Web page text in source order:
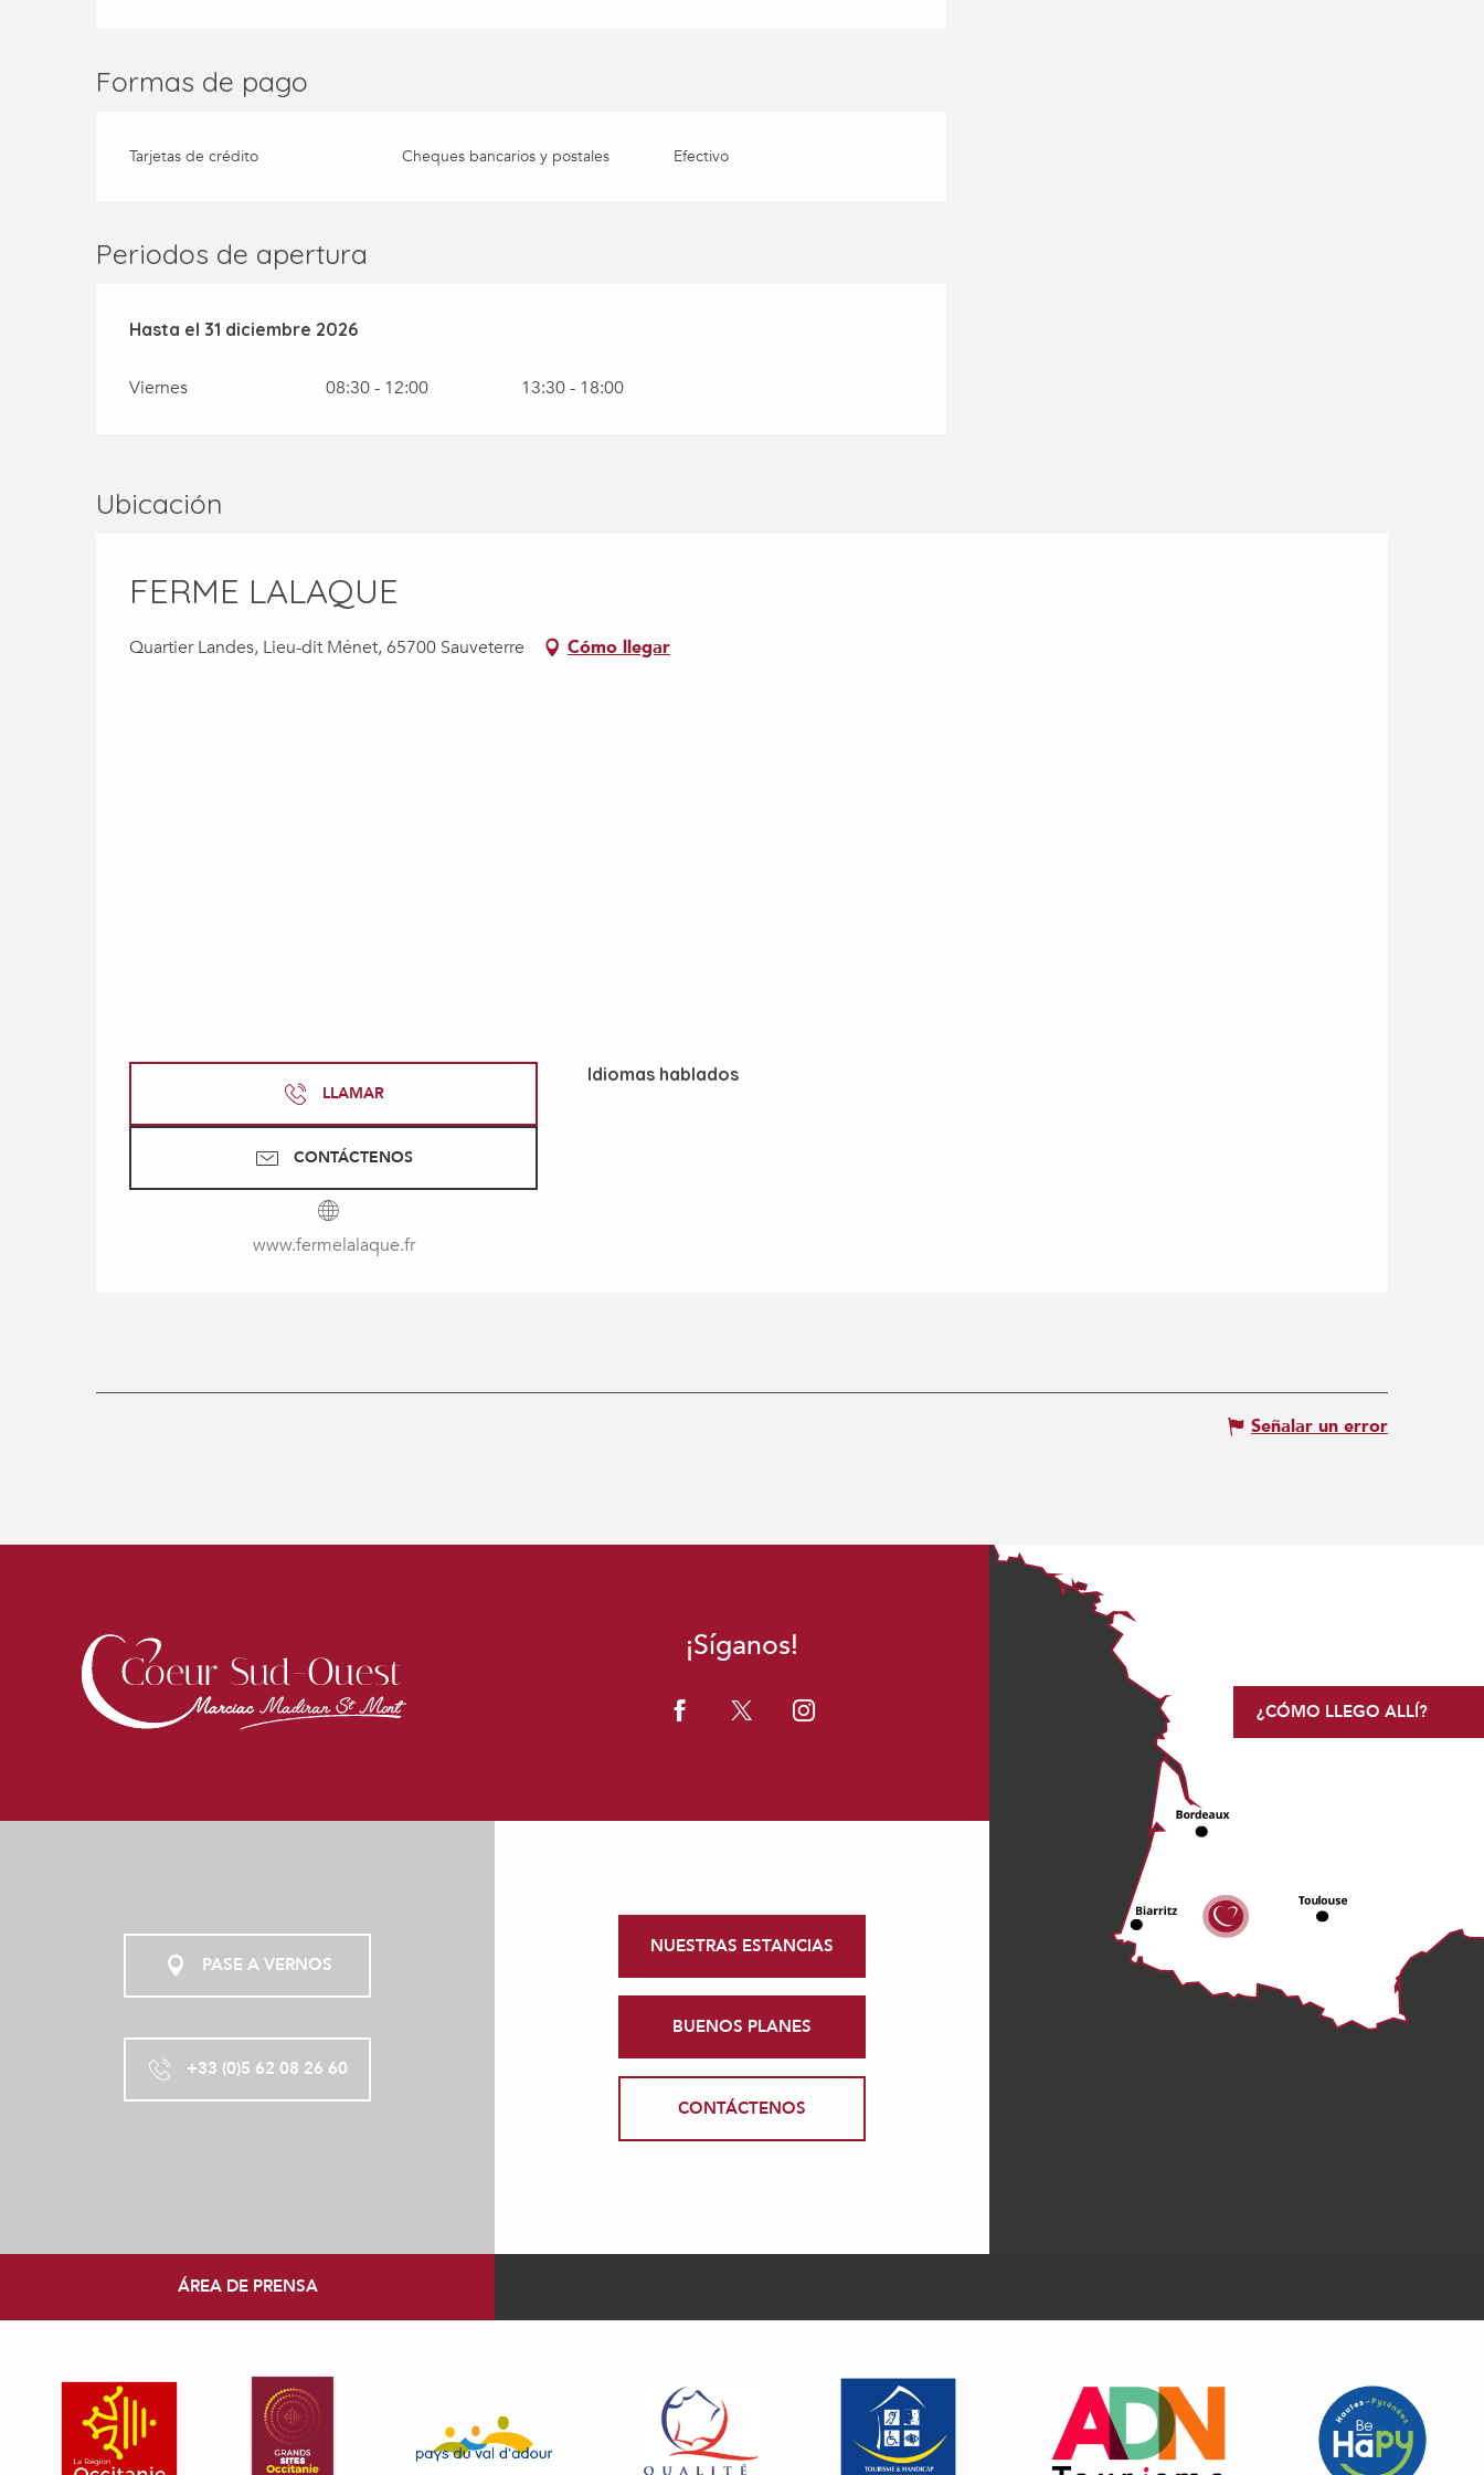
Formas de pago
Tarjetas de crédito Cheques bancarios y postales Efectivo
Periodos de apertura
Del2 enero 2026al31 diciembre 2026
Hasta el 31 diciembre 2026
Viernes 08:30 - 12:00 13:30 - 18:00
Ubicación
FERME LALAQUE
Quartier Landes, Lieu-dit Ménet, 65700 Sauveterre Cómo llegar
LLAMAR
CONTÁCTENOS
www.fermelalaque.fr
Idiomas hablados
Idiomas hablados
Señalar un error
¡Síganos!
PASE A VERNOS
+33 (0)5 62 08 26 60
NUESTRAS ESTANCIAS
BUENOS PLANES
CONTÁCTENOS
¿CÓMO LLEGO ALLÍ?
ÁREA DE PRENSA